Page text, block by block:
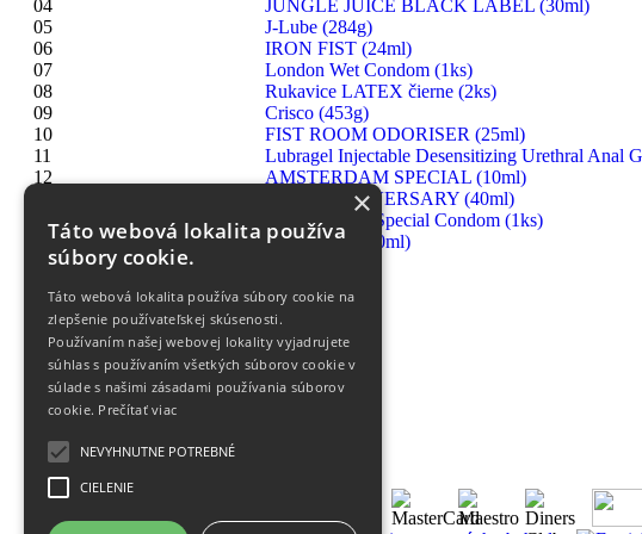
04
JUNGLE JUICE BLACK LABEL (30ml)
05
J-Lube (284g)
06
IRON FIST (24ml)
07
London Wet Condom (1ks)
08
Rukavice LATEX čierne (2ks)
09
Crisco (453g)
10
FIST ROOM ODORISER (25ml)
11
Lubragel Injectable Desensitizing Urethral Anal
12
AMSTERDAM SPECIAL (10ml)
RUSH ANNIVERSARY (40ml)
14
London Extra Special Condom (1ks)
15
HIGHRISE (30ml)
×
Táto webová lokalita používa
súbory cookie.
Táto webová lokalita používa súbory cookie na
zlepšenie používateľskej skúsenosti.
Používaním našej webovej lokality vyjadrujete
súhlas s používaním všetkých súborov cookie v
súlade s našimi zásadami používania súborov
cookie. Prečítať viac
NEVYHNUTNE POTREBNÉ
CIELENIE